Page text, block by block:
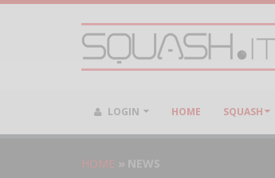
LOGIN HOME SQUASH
HOME NEWS